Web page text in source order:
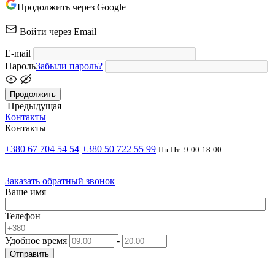
Продолжить через Google
Войти через Email
E-mail
ПарольЗабыли пароль?
Продолжить
Предыдущая
Контакты
Контакты
+380 67 704 54 54 +380 50 722 55 99 Пн-Пт: 9:00-18:00
Заказать обратный звонок
Ваше имя
Телефон
Удобное время -
Отправить